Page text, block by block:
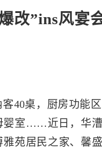
改”ins风宴
40桌，厨房功能
婴室……近日，华
雅苑居民之家、馨